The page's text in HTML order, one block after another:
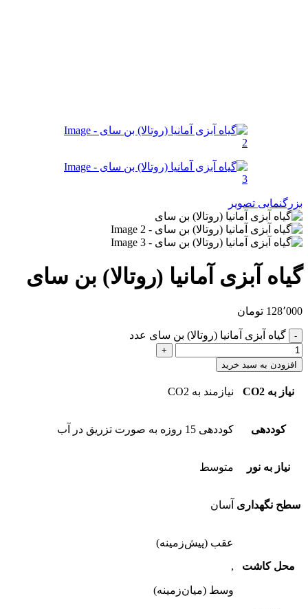
بزرگنمایی تصویر
گیاه آبزی آمانیا (روتالا) بن سای
128٬000 تومان
گیاه آبزی آمانیا (روتالا) بن سای عدد
افزودن به سبد خرید
نیاز به CO2 نیازمند به CO2
کوددهی کوددهی 15 روزه به صورت تزریق در آب
نیاز به نور متوسط
سطح نگهداری آسان
محل کاشت
عقب (پیش‌زمینه)
,
وسط (میان‌زمینه)